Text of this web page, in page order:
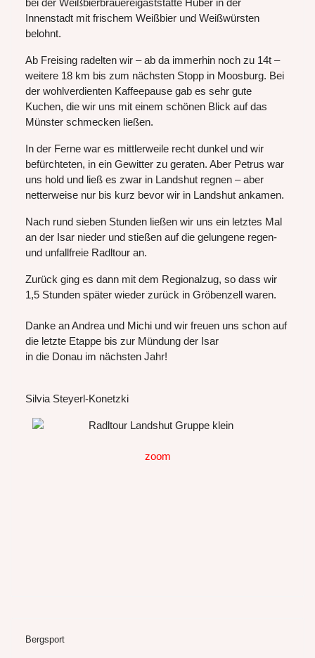
bei der Weißbierbrauereigaststätte Huber in der
Innenstadt mit frischem Weißbier und Weißwürsten
belohnt.
Ab Freising radelten wir – ab da immerhin noch zu 14t –
weitere 18 km bis zum nächsten Stopp in Moosburg. Bei
der wohlverdienten Kaffeepause gab es sehr gute
Kuchen, die wir uns mit einem schönen Blick auf das
Münster schmecken ließen.
In der Ferne war es mittlerweile recht dunkel und wir
befürchteten, in ein Gewitter zu geraten. Aber Petrus war
uns hold und ließ es zwar in Landshut regnen – aber
netterweise nur bis kurz bevor wir in Landshut ankamen.
Nach rund sieben Stunden ließen wir uns ein letztes Mal
an der Isar nieder und stießen auf die gelungene regen-
und unfallfreie Radltour an.
Zurück ging es dann mit dem Regionalzug, so dass wir
1,5 Stunden später wieder zurück in Gröbenzell waren.
Danke an Andrea und Michi und wir freuen uns schon auf
die letzte Etappe bis zur Mündung der Isar
in die Donau im nächsten Jahr!
Silvia Steyerl-Konetzki
zoom
Bergsport